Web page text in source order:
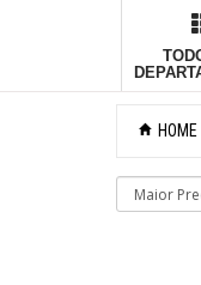
Acessórios
HOME